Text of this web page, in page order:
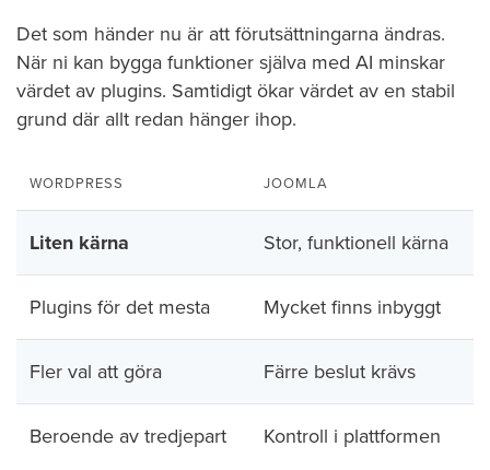
Det som händer nu är att förutsättningarna ändras.
När ni kan bygga funktioner själva med AI minskar
värdet av plugins. Samtidigt ökar värdet av en stabil
grund där allt redan hänger ihop.
WORDPRESS JOOMLA
Liten kärna Stor, funktionell kärna
Plugins för det mesta Mycket finns inbyggt
Fler val att göra Färre beslut krävs
Beroende av tredjepart Kontroll i plattformen